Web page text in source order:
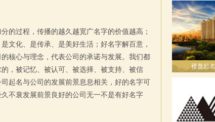
的过程，传播的越久越宽广名字的价值越高；
文化、是传承、是美好生活；好名字解百意，
核心与理念，代表公司的承诺与发展。我们都
，被记忆、被认可、被选择、被支持、被信
起名与公司的发展前景息息相关，好的名字可
不衰发展前景良好的公司无一不是有好名字
楼盘起名